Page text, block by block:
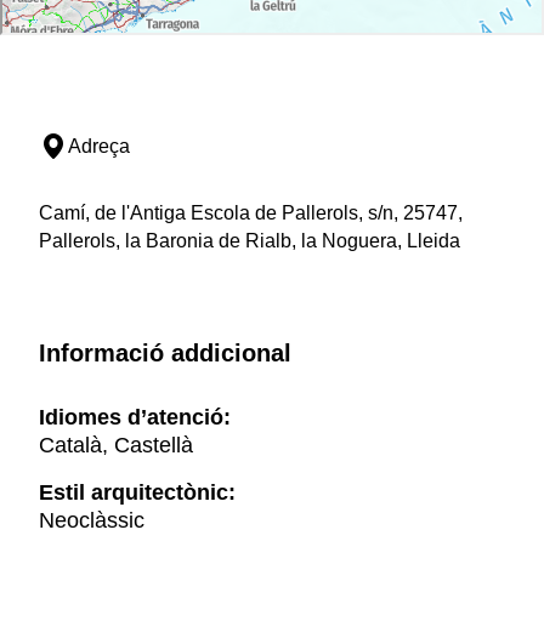
Adreça
Camí, de l'Antiga Escola de Pallerols, s/n, 25747,
Pallerols, la Baronia de Rialb, la Noguera, Lleida
Informació addicional
Idiomes d’atenció:
Català, Castellà
Estil arquitectònic:
Neoclàssic